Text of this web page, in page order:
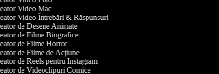
Video Mac
Video Întrebări & Răspunsuri
de Desene Animate
de Filme Biografice
de Filme Horror
de Filme de Acțiune
de Reels pentru Instagram
de Videoclipuri Comice